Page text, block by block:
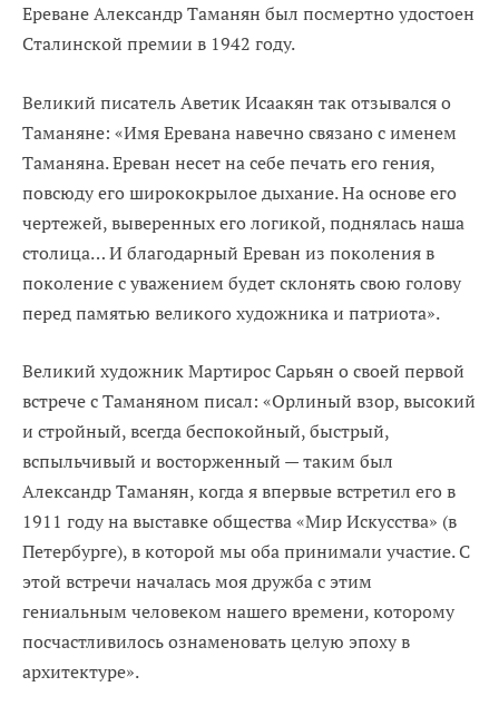
Ереване Александр Таманян был посмертно удостоен
Сталинской премии в 1942 году.
Великий писатель Аветик Исаакян так отзывался о
Таманяне: «Имя Еревана навечно связано с именем
Таманяна. Ереван несет на себе печать его гения,
повсюду его ширококрылое дыхание. На основе его
чертежей, выверенных его логикой, поднялась наша
столица… И благодарный Ереван из поколения в
поколение с уважением будет склонять свою голову
перед памятью великого художника и патриота».
Великий художник Мартирос Сарьян о своей первой
встрече с Таманяном писал: «Орлиный взор, высокий
и стройный, всегда беспокойный, быстрый,
вспыльчивый и восторженный — таким был
Александр Таманян, когда я впервые встретил его в
1911 году на выставке общества «Мир Искусства» (в
Петербурге), в которой мы оба принимали участие. С
этой встречи началась моя дружба с этим
гениальным человеком нашего времени, которому
посчастливилось ознаменовать целую эпоху в
архитектуре».